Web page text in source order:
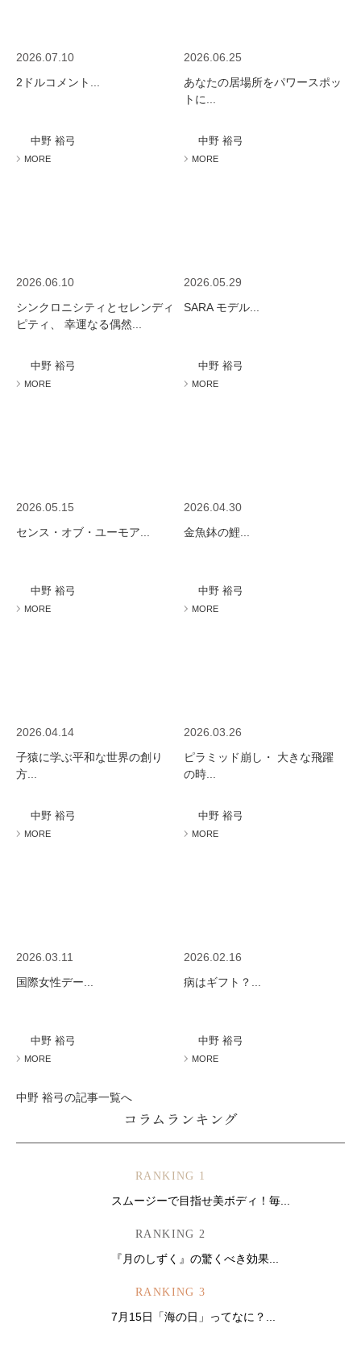
2026.07.10
2ドルコメント...
中野 裕弓
MORE
2026.06.25
あなたの居場所をパワースポッ
トに...
中野 裕弓
MORE
2026.06.10
シンクロニシティとセレンディ
ピティ、 幸運なる偶然...
中野 裕弓
MORE
2026.05.29
SARA モデル...
中野 裕弓
MORE
2026.05.15
センス・オブ・ユーモア...
中野 裕弓
MORE
2026.04.30
金魚鉢の鯉...
中野 裕弓
MORE
2026.04.14
子猿に学ぶ平和な世界の創り
方...
中野 裕弓
MORE
2026.03.26
ピラミッド崩し・ 大きな飛躍
の時...
中野 裕弓
MORE
2026.03.11
国際女性デー...
中野 裕弓
MORE
2026.02.16
病はギフト？...
中野 裕弓
MORE
中野 裕弓の記事一覧へ
コラムランキング
RANKING 1
スムージーで目指せ美ボディ！毎...
RANKING 2
『月のしずく』の驚くべき効果...
RANKING 3
7月15日「海の日」ってなに？...